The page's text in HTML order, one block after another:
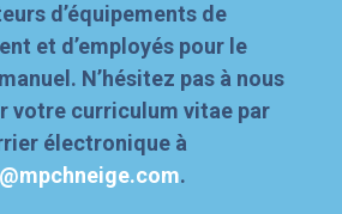
d’équipements de
et d’employés pour le
N’hésitez pas à nous
votre curriculum vitae par
électronique à
.